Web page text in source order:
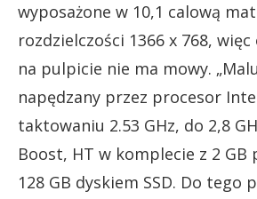
wyposażone w 10,1 calową
rozdzielczości 1366 x 768,
na pulpicie nie ma mowy.
napędzany przez procesor
taktowaniu 2.53 GHz, do 2,8
Boost, HT w komplecie z 2 GB
128 GB dyskiem SSD. Do tego